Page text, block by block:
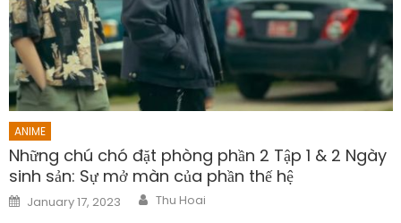
ANIME
Những chú chó đặt phòng phần 2 Tập 1 & 2 Ngày
sinh sản: Sự mở màn của phần thế hệ
Posted
on
January 17, 2023 Author
Thu Hoai